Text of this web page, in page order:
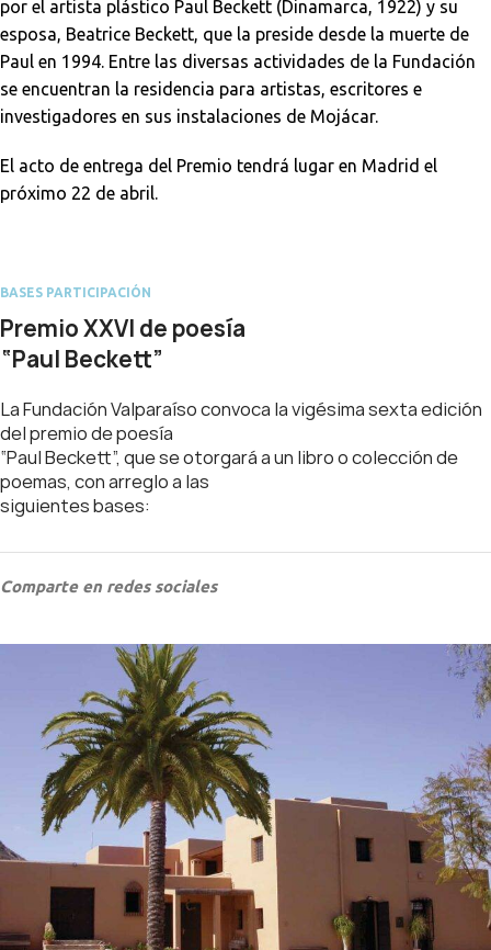
por el artista plástico Paul Beckett (Dinamarca, 1922) y su
esposa, Beatrice Beckett, que la preside desde la muerte de
Paul en 1994. Entre las diversas actividades de la Fundación
se encuentran la residencia para artistas, escritores e
investigadores en sus instalaciones de Mojácar.
El acto de entrega del Premio tendrá lugar en Madrid el
próximo 22 de abril.
BASES PARTICIPACIÓN
Premio XXVI de poesía
“Paul Beckett”
La Fundación Valparaíso convoca la vigésima sexta edición
del premio de poesía
“Paul Beckett”, que se otorgará a un libro o colección de
poemas, con arreglo a las
siguientes bases:
Comparte en redes sociales